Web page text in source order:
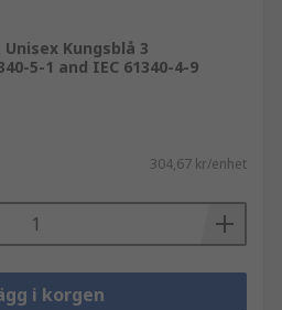
Unisex Kungsblå 3
5-1 and IEC 61340-4-9
304,67 kr/enhet
i korgen